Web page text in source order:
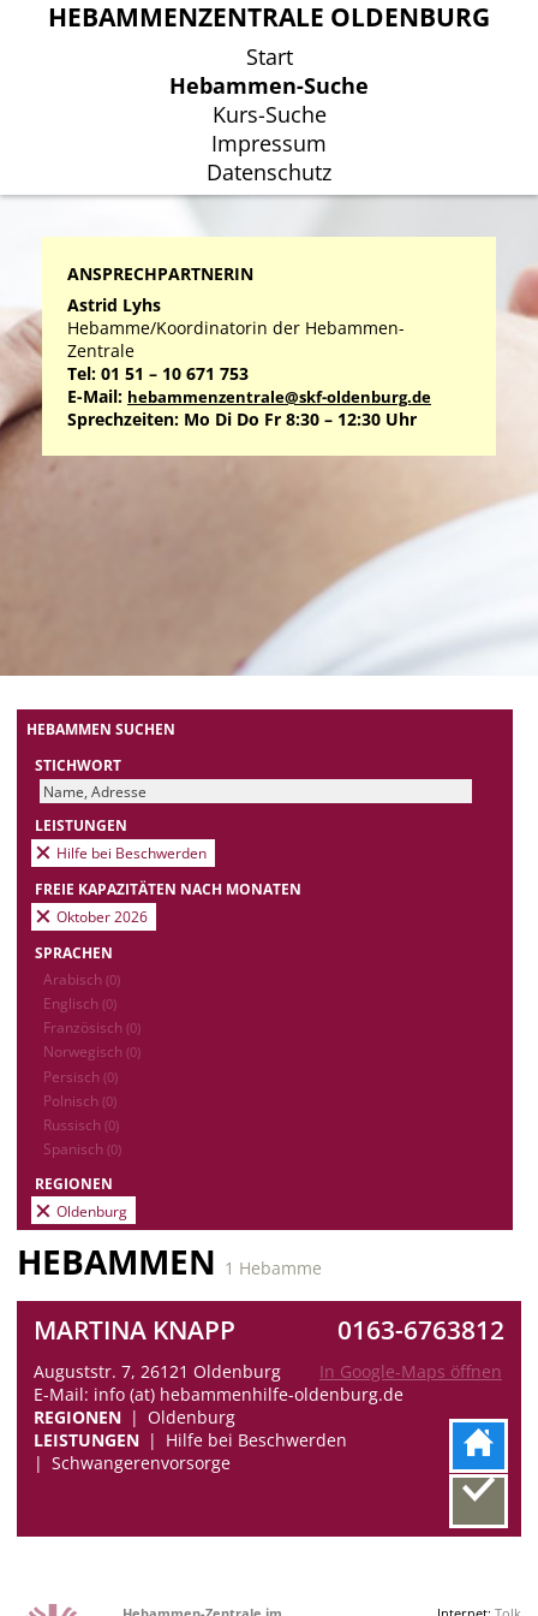
HEBAMMENZENTRALE OLDENBURG
Start
Hebammen-Suche
Kurs-Suche
Impressum
Datenschutz
HEBAMMENZENTRALE OLDENBURG
Start
Hebammen-Suche
Kurs-Suche
Impressum
Datenschutz
ANSPRECHPARTNERIN
Astrid Lyhs
Hebamme/Koordinatorin der Hebammen-
Zentrale
Tel: 01 51 – 10 671 753
E-Mail: hebammenzentrale@skf-oldenburg.de
Sprechzeiten: Mo Di Do Fr 8:30 – 12:30 Uhr
HEBAMMEN SUCHEN
STICHWORT
LEISTUNGEN
Hilfe bei Beschwerden
FREIE KAPAZITÄTEN NACH MONATEN
Oktober 2026
SPRACHEN
Arabisch (0)
Englisch (0)
Französisch (0)
Norwegisch (0)
Persisch (0)
Polnisch (0)
Russisch (0)
Spanisch (0)
REGIONEN
Oldenburg
HEBAMMEN 1 Hebamme
MARTINA KNAPP 0163-6763812
Auguststr. 7, 26121 Oldenburg
In Google-Maps öffnen
E-Mail: info (at) hebammenhilfe-oldenburg.de
REGIONEN
Oldenburg
LEISTUNGEN
Hilfe bei Beschwerden
Schwangerenvorsorge